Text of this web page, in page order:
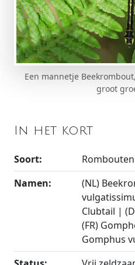
Een mannetje
groot
In het kort
Soort:
Namen:
(NL)
Clubtail |
(FR)
Gomphus